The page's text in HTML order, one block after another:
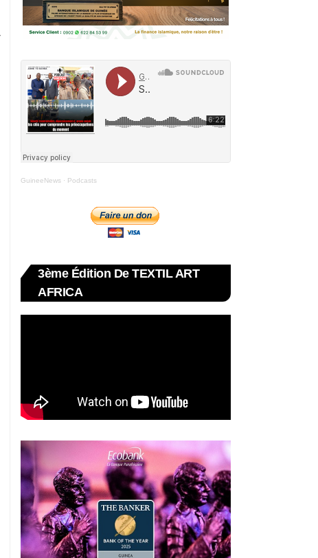
GuineeNews · Podcasts
3ème Édition De TEXTIL ART
AFRICA